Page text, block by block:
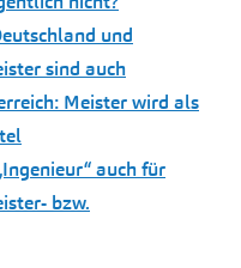
und
sind auch
Meister wird als
auch für
bzw.